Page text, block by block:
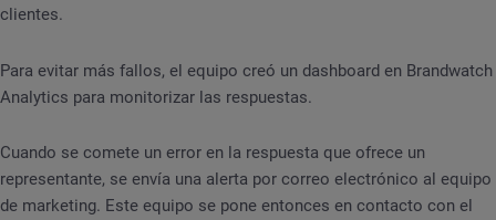
clientes.
Para evitar más fallos, el equipo creó un dashboard en Brandwatch
Analytics para monitorizar las respuestas.
Cuando se comete un error en la respuesta que ofrece un
representante, se envía una alerta por correo electrónico al equipo
de marketing. Este equipo se pone entonces en contacto con el